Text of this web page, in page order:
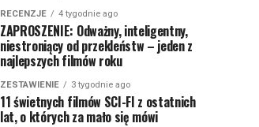
RECENZJE 4 tygodnie ago
ZAPROSZENIE: Odważny, inteligentny,
niestroniący od przekleństw – jeden z
najlepszych filmów roku
ZESTAWIENIE 3 tygodnie ago
11 świetnych filmów SCI-FI z ostatnich
lat, o których za mało się mówi